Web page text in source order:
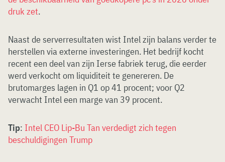
druk zet.
Naast de serverresultaten wist Intel zijn balans verder te
herstellen via externe investeringen. Het bedrijf kocht
recent een deel van zijn Ierse fabriek terug, die eerder
werd verkocht om liquiditeit te genereren. De
brutomarges lagen in Q1 op 41 procent; voor Q2
verwacht Intel een marge van 39 procent.
Tip: Intel CEO Lip-Bu Tan verdedigt zich tegen
beschuldigingen Trump